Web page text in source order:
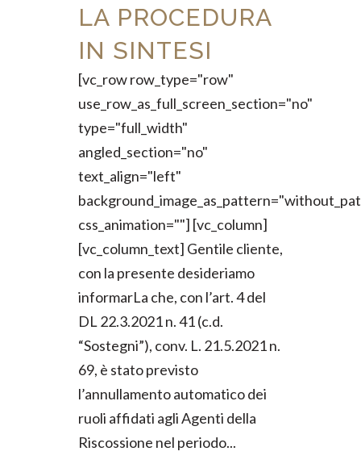
LA PROCEDURA
IN SINTESI
[vc_row row_type="row"
use_row_as_full_screen_section="no"
type="full_width"
angled_section="no"
text_align="left"
css_animation=""] [vc_column]
[vc_column_text] Gentile cliente,
con la presente desideriamo
informarLa che, con l’art. 4 del
DL 22.3.2021 n. 41 (c.d.
“Sostegni”), conv. L. 21.5.2021 n.
69, è stato previsto
l’annullamento automatico dei
ruoli affidati agli Agenti della
Riscossione nel periodo...